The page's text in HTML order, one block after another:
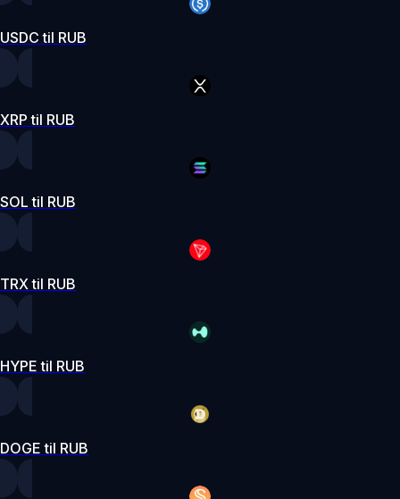
USDC til RUB
XRP til RUB
SOL til RUB
TRX til RUB
HYPE til RUB
DOGE til RUB